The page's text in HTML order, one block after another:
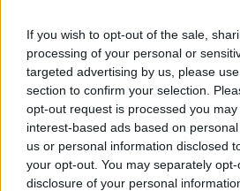
If you wish to opt-out of the sale,
processing of your personal or
targeted advertising by us, please
section to confirm your selection.
opt-out request is processed you
interest-based ads based on
us or personal information disclosed
your opt-out. You may separately
disclosure of your personal